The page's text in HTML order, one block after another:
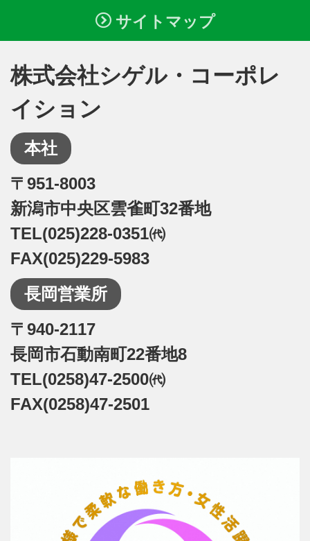
サイトマップ
株式会社シゲル・コーポレ
イション
本社
〒951-8003
新潟市中央区雲雀町32番地
TEL(025)228-0351㈹
FAX(025)229-5983
長岡営業所
〒940-2117
長岡市石動南町22番地8
TEL(0258)47-2500㈹
FAX(0258)47-2501